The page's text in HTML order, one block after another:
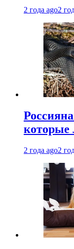
2 года ago2
которые
2 года ago2